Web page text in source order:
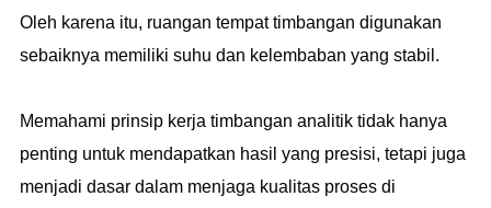
Oleh karena itu, ruangan tempat timbangan digunakan
sebaiknya memiliki suhu dan kelembaban yang stabil.
Memahami prinsip kerja timbangan analitik tidak hanya
penting untuk mendapatkan hasil yang presisi, tetapi juga
menjadi dasar dalam menjaga kualitas proses di